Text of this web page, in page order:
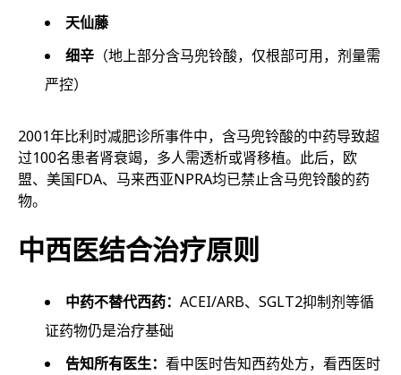
天仙藤
细辛 （地上部分含马兜铃酸，仅根部可用，剂量需
严控）
2001年比利时减肥诊所事件中，含马兜铃酸的中药导致超
过100名患者肾衰竭，多人需透析或肾移植。此后，欧
盟、美国FDA、马来西亚NPRA均已禁止含马兜铃酸的药
物。
中西医结合治疗原则
中药不替代西药： ACEI/ARB、SGLT2抑制剂等循
证药物仍是治疗基础
告知所有医生： 看中医时告知西药处方，看西医时